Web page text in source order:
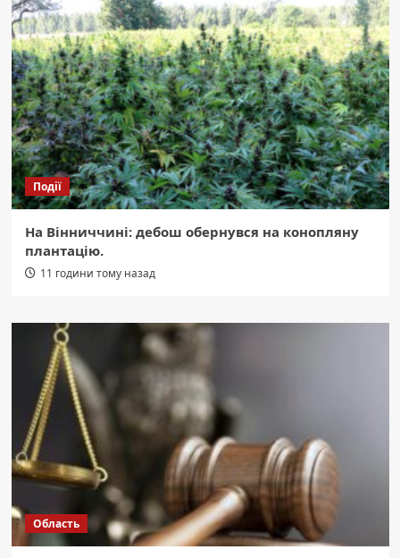
Події
На Вінниччині: дебош обернувся на конопляну
плантацію.
11 години тому назад
Область